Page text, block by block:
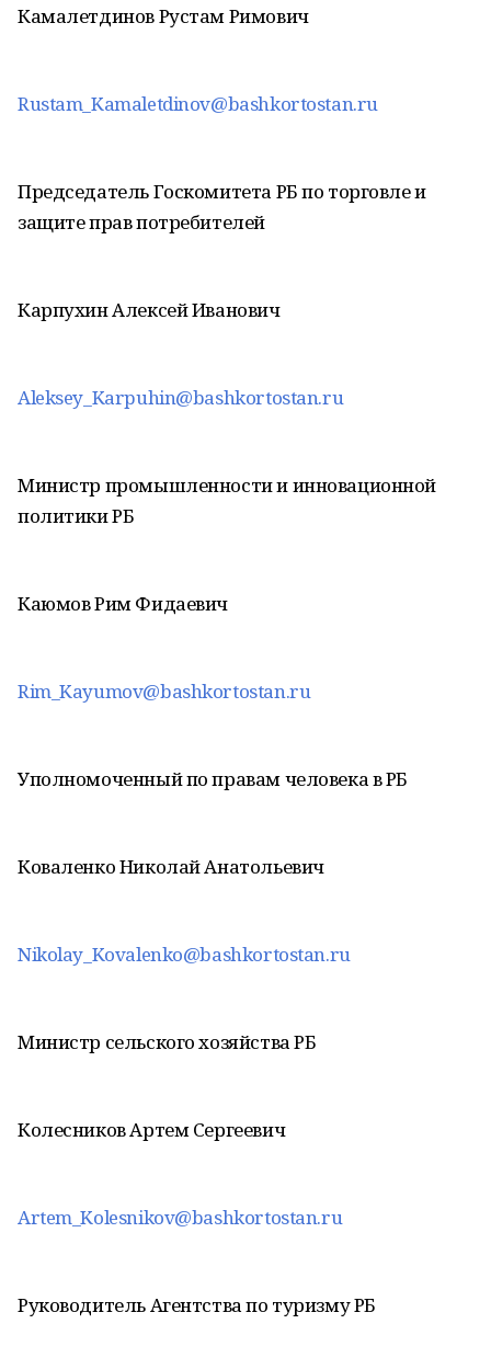
Камалетдинов Рустам Римович
Rustam_Kamaletdinov@bashkortostan.ru
Председатель Госкомитета РБ по торговле и
защите прав потребителей
Карпухин Алексей Иванович
Aleksey_Karpuhin@bashkortostan.ru
Министр промышленности и инновационной
политики РБ
Каюмов Рим Фидаевич
Rim_Kayumov@bashkortostan.ru
Уполномоченный по правам человека в РБ
Коваленко Николай Анатольевич
Nikolay_Kovalenko@bashkortostan.ru
Министр сельского хозяйства РБ
Колесников Артем Сергеевич
Artem_Kolesnikov@bashkortostan.ru
Руководитель Агентства по туризму РБ